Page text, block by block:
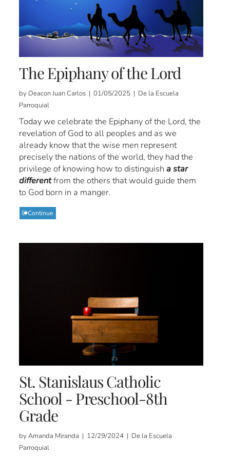
The Epiphany of the Lord
by Deacon Juan Carlos | 01/05/2025 | De la Escuela
Parroquial
Today we celebrate the Epiphany of the Lord, the
revelation of God to all peoples and as we
already know that the wise men represent
precisely the nations of the world, they had the
privilege of knowing how to distinguisha star
differentfrom the others that would guide them
to God born in a manger.
Continue
St. Stanislaus Catholic
School - Preschool-8th
Grade
by Amanda Miranda | 12/29/2024 | De la Escuela
Parroquial